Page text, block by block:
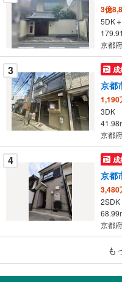
マ
イ
ペ
ー
ジ
に
保
存
す
る
3億
5DK
京都
3 成
京都
1,190
3DK
京都
4 成
京都
3,480
2SDK
京都
成
京都
3,580
も